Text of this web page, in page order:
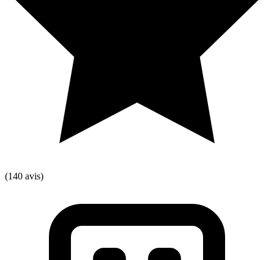
(140 avis)